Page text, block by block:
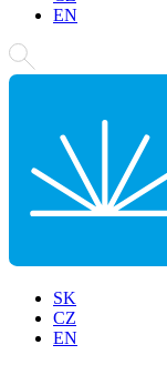
EN
SK
CZ
EN